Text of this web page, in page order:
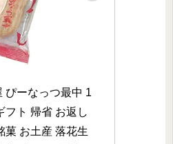
ぴーなっつ最中 1
フト 帰省 お返し
菓 お土産 落花生